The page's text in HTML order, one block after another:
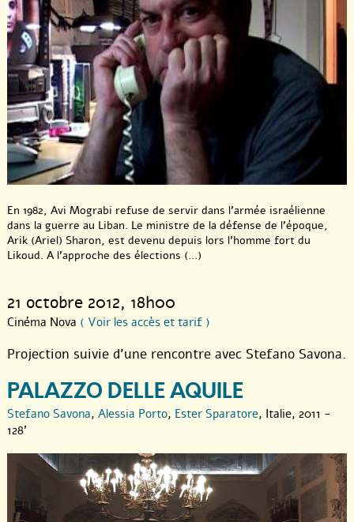
En 1982, Avi Mograbi refuse de servir dans l’armée israélienne
dans la guerre au Liban. Le ministre de la défense de l’époque,
Arik (Ariel) Sharon, est devenu depuis lors l’homme fort du
Likoud. A l’approche des élections (...)
21 octobre 2012, 18h00
Cinéma Nova ( Voir les accès et tarif )
Projection suivie d’une rencontre avec Stefano Savona.
PALAZZO DELLE AQUILE
Stefano Savona, Alessia Porto, Ester Sparatore, Italie, 2011 -
128'